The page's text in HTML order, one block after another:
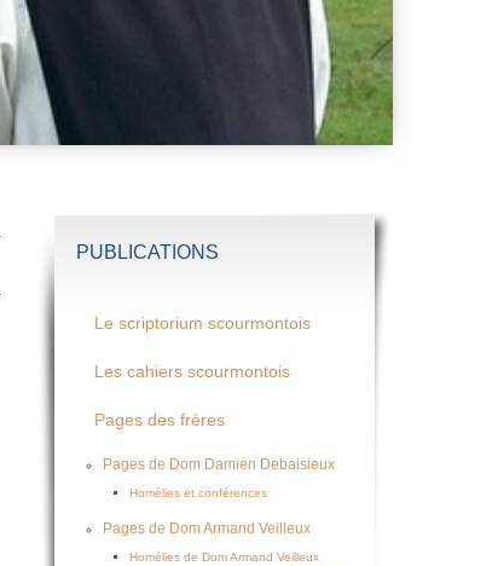
PUBLICATIONS
Le scriptorium scourmontois
Les cahiers scourmontois
Pages des frères
Pages de Dom Damien Debaisieux
Homélies et conférences
Pages de Dom Armand Veilleux
Homélies de Dom Armand Veilleux